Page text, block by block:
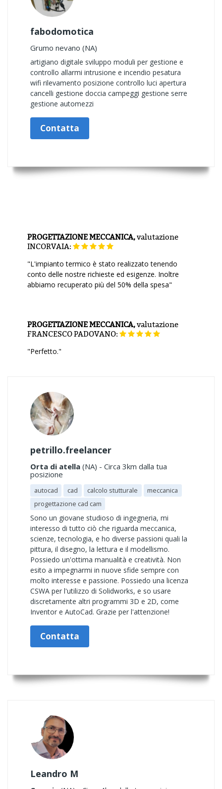
fabodomotica
Grumo nevano (NA)
artigiano digitale sviluppo moduli per gestione e
controllo allarmi intrusione e incendio pesatura
wifi rilevamento posizione controllo luci apertura
cancelli gestione doccia campeggi gestione serre
gestione automezzi
Contatta
PROGETTAZIONE MECCANICA,valutazione
INCORVAIA:
"L'impianto termico è stato realizzato tenendo
conto delle nostre richieste ed esigenze. Inoltre
abbiamo recuperato più del 50% della spesa"
PROGETTAZIONE MECCANICA,valutazione
FRANCESCO PADOVANO:
"Perfetto."
petrillo.freelancer
Orta di atella (NA) - Circa 3km dalla tua
posizione
autocad cad calcolo stutturale
meccanica
progettazione cad cam
Sono un giovane studioso di ingegneria, mi
interesso di tutto ciò che riguarda meccanica,
scienze, tecnologia, e ho diverse passioni quali la
pittura, il disegno, la lettura e il modellismo.
Possiedo un'ottima manualità e creatività. Non
esito a impegnarmi in nuove sfide sempre con
molto interesse e passione. Possiedo una licenza
CSWA per l'utilizzo di Solidworks, e so usare
discretamente altri programmi 3D e 2D, come
Inventor e AutoCad. Grazie per l'attenzione!
Contatta
Leandro M